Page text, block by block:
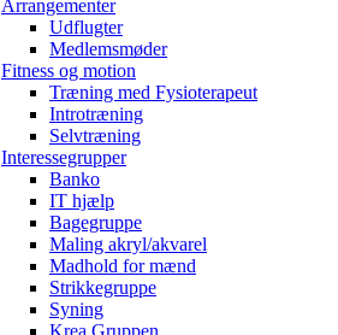
Arrangementer
Udflugter
Medlemsmøder
Fitness og motion
Træning med Fysioterapeut
Introtræning
Selvtræning
Interessegrupper
Banko
IT hjælp
Bagegruppe
Maling akryl/akvarel
Madhold for mænd
Strikkegruppe
Syning
Krea Gruppen